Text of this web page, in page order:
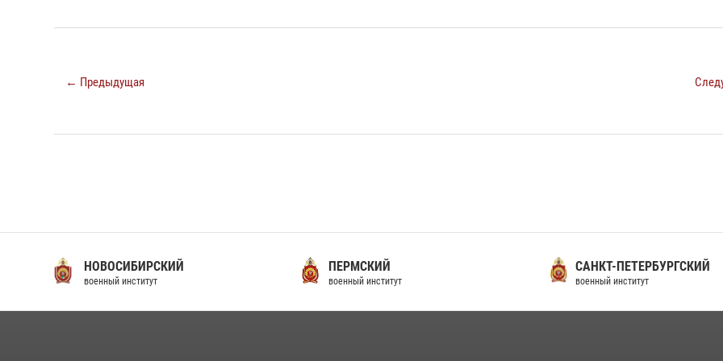
← Предыдущая
НОВОСИБИРСКИЙ
военный институт
ПЕРМСКИЙ
военный институт
САНКТ-ПЕТЕРБУРГСКИЙ
военный институт